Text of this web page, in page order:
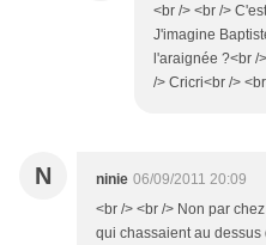
<br /> <br />
J'imagine
l'araignée ?<br /
/> Cricri<br />
N ninie 06/09/2011 20:09
<br /> <br /> Non par
qui chassaient au dessus